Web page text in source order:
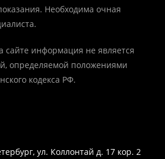
Необходима очная
сайте информация не является
определяемой положениями
кодекса РФ.
ул. Коллонтай д. 17 кор. 2